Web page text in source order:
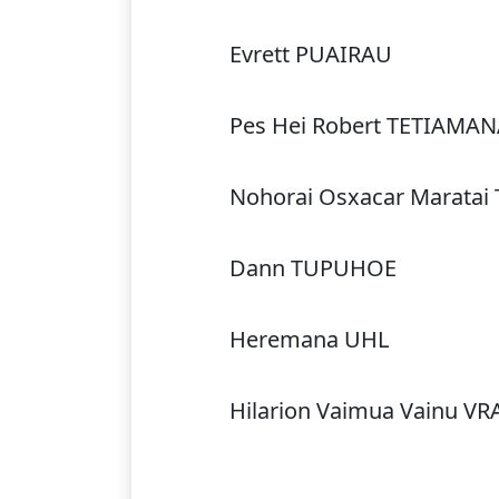
Evrett PUAIRAU
Pes Hei Robert
Nohorai Osxacar Maratai
Dann TUPUHOE
Heremana UHL
Hilarion Vaimua Vainu